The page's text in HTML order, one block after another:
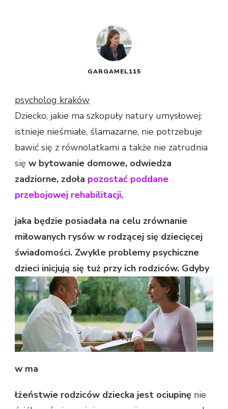
GARGAMEL115
psycholog kraków
Dziecko, jakie ma szkopuły natury umysłowej:
istnieje nieśmiałe, ślamazarne, nie potrzebuje
bawić się z równolatkami a także nie zatrudnia
się w bytowanie domowe, odwiedza
zadziorne, zdoła pozostać poddane
przebojowej rehabilitacji,
jaka będzie posiadała na celu zrównanie
miłowanych rysów w rodzącej się dziecięcej
świadomości. Zwykle problemy psychiczne
dzieci inicjują się tuż przy ich rodziców. Gdyby
w ma
łżeństwie rodziców dziecka jest ociupinę nie